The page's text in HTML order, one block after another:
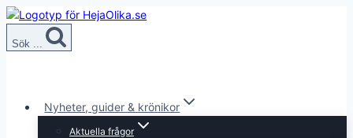
Skip
content
Sök ...
Nyheter, guider & krönikor
Aktuella frågor